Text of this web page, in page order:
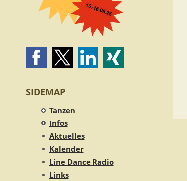
SIDEMAP
Tanzen
Infos
Aktuelles
Kalender
Line Dance Radio
Links